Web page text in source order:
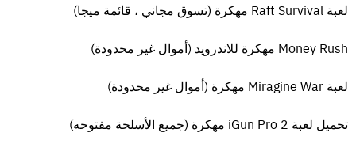
واجهة بسيطة وسهلة الاستخدام.
التطبيق مناسب للمبتدئين والمحترفين.
تنقسم المسلسلات داخل التطبيق إلى عدة أقسام رومانسي، أطفال،
يرسل إشعار تنبيه بموعد حلقة المسلسل المفضل الجديدة.
لعبة Raft Survival مهكرة (تسوق مجاني ، قائمة ميجا)
Money Rush مهكرة للاندرويد (أموال غير محدودة)
لعبة Miragine War مهكرة (أموال غير محدودة)
تحميل لعبة iGun Pro 2 مهكرة (جميع الأسلحة مفتوحه)